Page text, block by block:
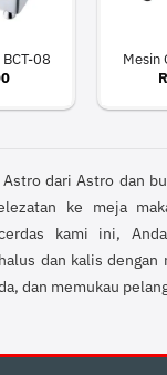
08
Mesin
dari Astro dan
ke meja
kami ini,
dan kalis dengan
dan memukau